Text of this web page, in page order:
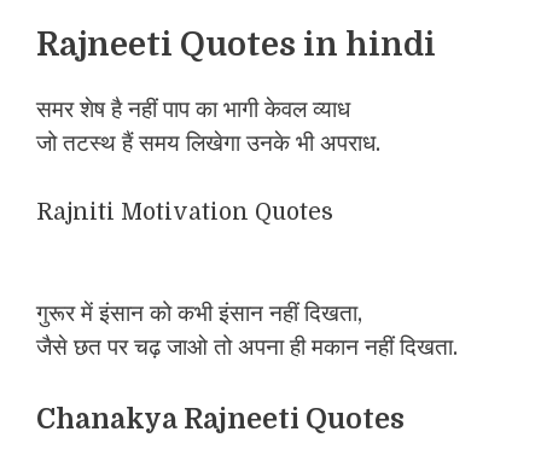
Rajneeti Quotes in hindi
समर शेष है नहीं पाप का भागी केवल व्याध
जो तटस्थ हैं समय लिखेगा उनके भी अपराध.
Rajniti Motivation Quotes
गुरूर में इंसान को कभी इंसान नहीं दिखता,
जैसे छत पर चढ़ जाओ तो अपना ही मकान नहीं दिखता.
Chanakya Rajneeti Quotes